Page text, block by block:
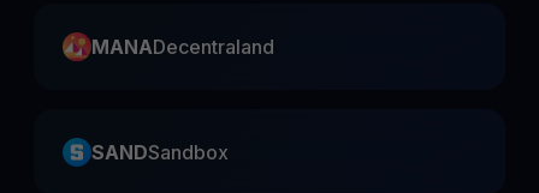
MANADecentraland
SANDSandbox